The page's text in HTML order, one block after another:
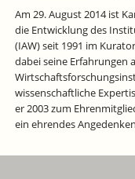
Am 29. August 2014 ist
die Entwicklung des
(IAW) seit 1991 im
dabei seine Erfahrungen
wissenschaftliche
er 2003 zum
ein ehrendes